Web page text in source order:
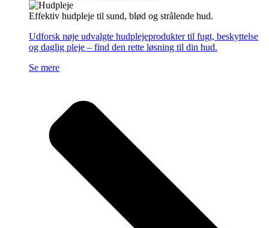
Effektiv hudpleje til sund, blød og strålende hud.
Udforsk nøje udvalgte hudplejeprodukter til fugt, beskyttelse
og daglig pleje – find den rette løsning til din hud.
Se mere